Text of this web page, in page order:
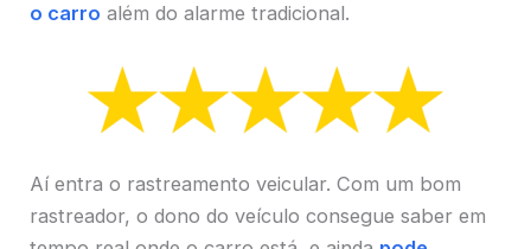
o carro além do alarme tradicional.
Aí entra o rastreamento veicular. Com um bom
rastreador, o dono do veículo consegue saber em